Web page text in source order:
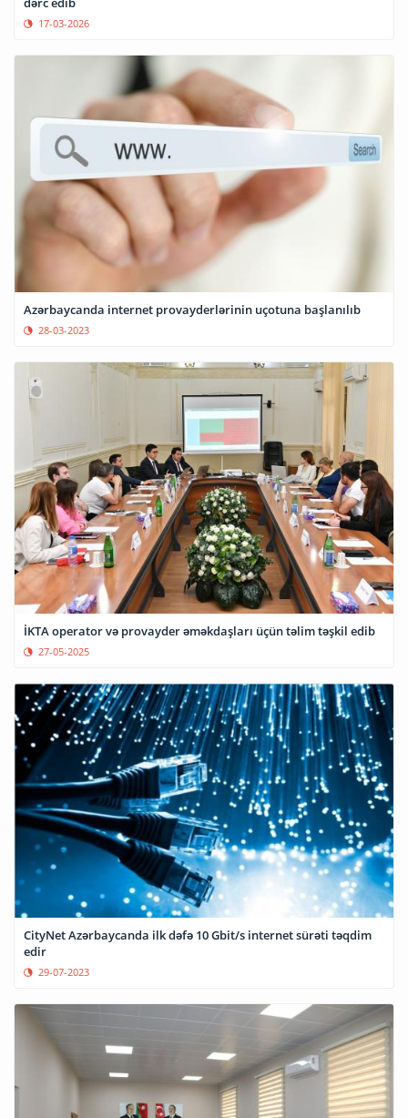
17-03-2026
Azərbaycanda internet provayderlərinin uçotuna başlanılıb
28-03-2023
İKTA operator və provayder əməkdaşları üçün təlim təşkil edib
27-05-2025
CityNet Azərbaycanda ilk dəfə 10 Gbit/s internet sürəti təqdim
edir
29-07-2023